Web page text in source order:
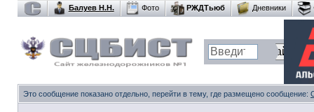
Балуев Н.Н. Фото РЖДТьюб Дневники
Это сообщение показано отдельно, перейти в тему, где размещено сообщение: